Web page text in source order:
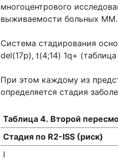
многоцентрового
выживаемости больных ММ.
Система стадирования
del(17p), t(4;14) 1q+
При этом каждому из
определяется стадия
Таблица 4. Второй
Стадия по R2-ISS (риск)
I